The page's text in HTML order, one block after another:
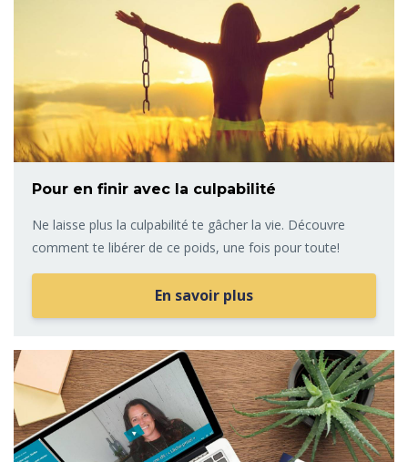
Pour en finir avec la culpabilité
Ne laisse plus la culpabilité te gâcher la vie. Découvre
comment te libérer de ce poids, une fois pour toute!
En savoir plus